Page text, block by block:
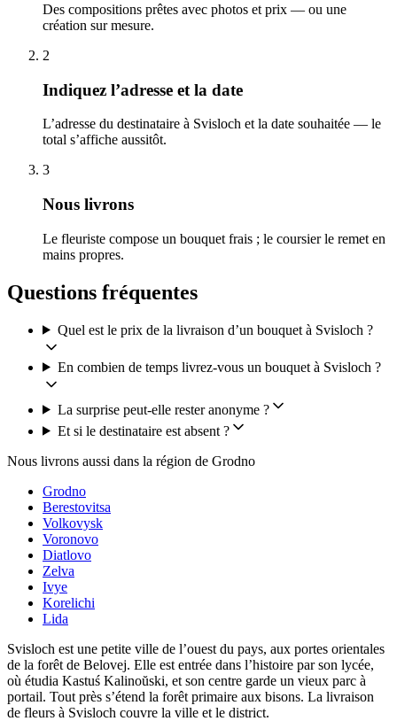
Des compositions prêtes avec photos et prix — ou une
création sur mesure.
2
Indiquez l’adresse et la date
L’adresse du destinataire à Svisloch et la date souhaitée — le
total s’affiche aussitôt.
3
Nous livrons
Le fleuriste compose un bouquet frais ; le coursier le remet en
mains propres.
Questions fréquentes
Quel est le prix de la livraison d’un bouquet à Svisloch ?
En combien de temps livrez-vous un bouquet à Svisloch ?
La surprise peut-elle rester anonyme ?
Et si le destinataire est absent ?
Nous livrons aussi dans la région de Grodno
Grodno
Berestovitsa
Volkovysk
Voronovo
Diatlovo
Zelva
Ivye
Korelichi
Lida
Svisloch est une petite ville de l’ouest du pays, aux portes orientales
de la forêt de Belovej. Elle est entrée dans l’histoire par son lycée,
où étudia Kastuś Kalinoŭski, et son centre garde un vieux parc à
portail. Tout près s’étend la forêt primaire aux bisons. La livraison
de fleurs à Svisloch couvre la ville et le district.